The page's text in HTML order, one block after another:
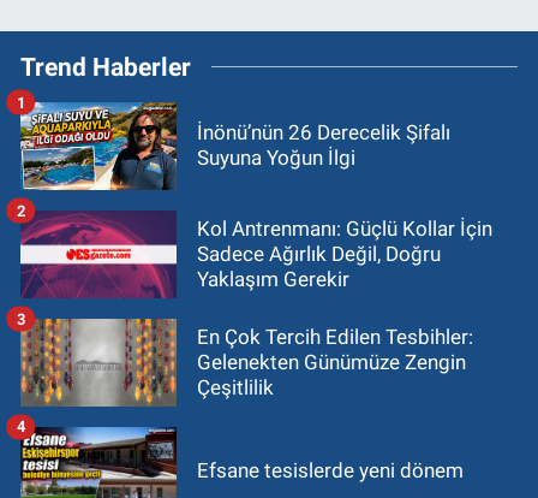
Trend Haberler
İnönü’nün 26 Derecelik Şifalı
Suyuna Yoğun İlgi
1
Kol Antrenmanı: Güçlü Kollar İçin
Sadece Ağırlık Değil, Doğru
Yaklaşım Gerekir
2
En Çok Tercih Edilen Tesbihler:
Gelenekten Günümüze Zengin
Çeşitlilik
3
Efsane tesislerde yeni dönem
4